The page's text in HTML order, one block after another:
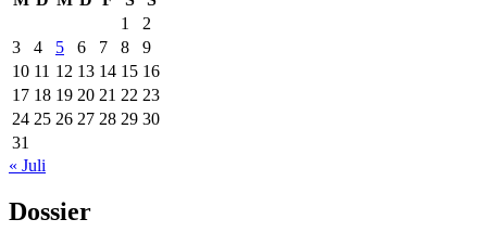
1
2
3
4 5 6 7 8
9
10 11 12 13 14 15 16
17 18 19 20 21 22 23
24 25 26 27 28 29 30
31
« Juli
Dossier